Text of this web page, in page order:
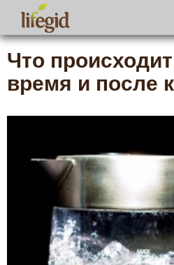
Что
время и после